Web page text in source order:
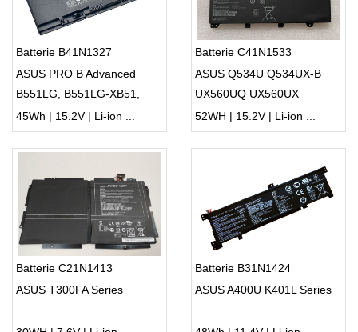
Batterie B41N1327
ASUS PRO B Advanced
B551LG, B551LG-XB51,
VQ2102,
45Wh | 15.2V | Li-ion ...
Batterie C41N1533
ASUS Q534U Q534UX-B
UX560UQ UX560UX
UX560UQ-1 GRADE A
52WH | 15.2V | Li-ion ...
Batterie C21N1413
ASUS T300FA Series
Batterie B31N1424
ASUS A400U K401L Series